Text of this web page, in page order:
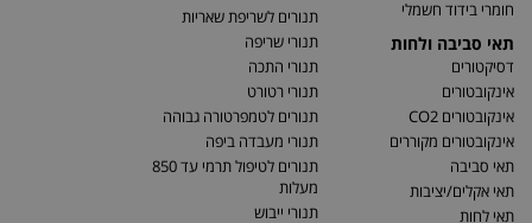
חומרי בידוד חשמלי
תאי סביבה ולחות
דסיקטורים
אינקובטורים
אינקובטורים CO2
אינקובטורים מקוררים
תאי סביבה
תאי אקלים/יציבות
תאי לחות
תנורים לשריפת שאריות
תנורי שריפה
תנורי התכה
תנורי רטורט
תנורים לטמפרטורה גבוהה
תנורי מעבדה ביפה
תנורים לטיפול תרמי עד 850
מעלות
תנורי ייבוש